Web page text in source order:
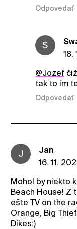
Odpovedať
S
18.
@Jozef
tak to im
Odpovedať
J
Jan
16. 11.
Mohol by niekto
Beach House! Z
ešte TV on the
Orange, Big
Díkes:)